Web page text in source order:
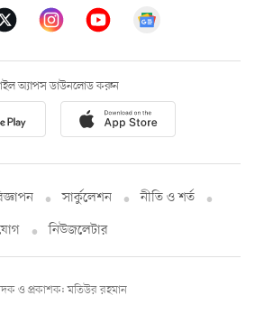
অ্যাপস ডাউনলোড করুন
সার্কুলেশন
নীতি ও শর্ত
নিউজলেটার
ও প্রকাশক: মতিউর রহমান